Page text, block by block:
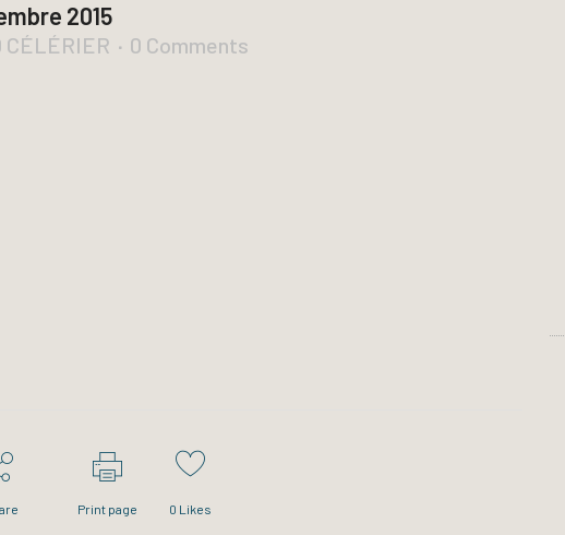
2015
CÉLÉRIER 0 Comments
Print page 0 Likes